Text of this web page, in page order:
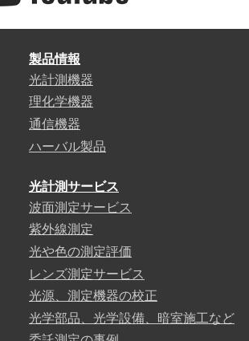
製品情報
光計測機器
理化学機器
通信機器
ハーバル製品
光計測サービス
波面測定サービス
紫外線測定
光や色の測定評価
レンズ測定サービス
光源、測定機器の校正
光学部品、光学設備、暗室施工など